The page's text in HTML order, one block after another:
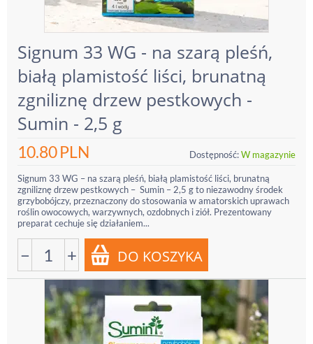
Signum 33 WG - na szarą pleśń,
białą plamistość liści, brunatną
zgniliznę drzew pestkowych -
Sumin - 2,5 g
10.80PLN Dostępność:W magazynie
Signum 33 WG – na szarą pleśń, białą plamistość liści, brunatną
zgniliznę drzew pestkowych – Sumin – 2,5 g to niezawodny środek
grzybobójczy, przeznaczony do stosowania w amatorskich uprawach
roślin owocowych, warzywnych, ozdobnych i ziół. Prezentowany
preparat cechuje się działaniem...
− +